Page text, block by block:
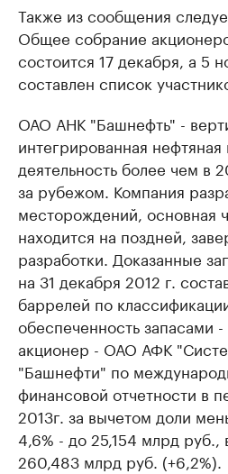
Также из сообщения
Общее собрание
состоится 17 декабря, а 5
составлен список
ОАО АНК "Башнефть" -
интегрированная
деятельность более чем в
за рубежом. Компания
месторождений, основная
находится на поздней,
разработки. Доказанные
на 31 декабря 2012 г.
баррелей по
обеспеченность запасами
акционер - ОАО АФК
"Башнефти" по
финансовой отчетности в
2013г. за вычетом доли
4,6% - до 25,154 млрд руб.,
260,483 млрд руб. (+6,2%).